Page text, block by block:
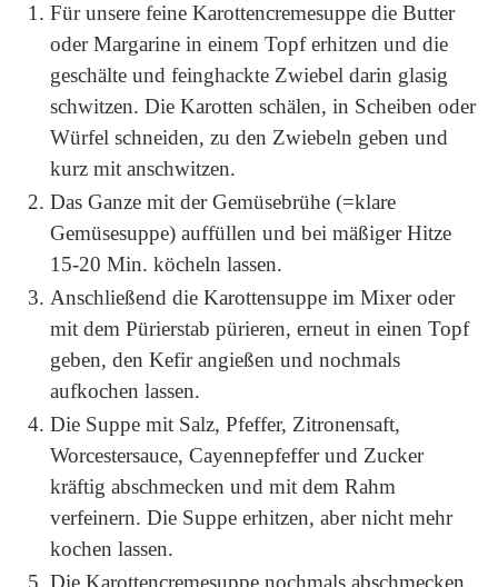
Für unsere feine Karottencremesuppe die Butter
oder Margarine in einem Topf erhitzen und die
geschälte und feinghackte Zwiebel darin glasig
schwitzen. Die Karotten schälen, in Scheiben oder
Würfel schneiden, zu den Zwiebeln geben und
kurz mit anschwitzen.
Das Ganze mit der Gemüsebrühe (=klare
Gemüsesuppe) auffüllen und bei mäßiger Hitze
15-20 Min. köcheln lassen.
Anschließend die Karottensuppe im Mixer oder
mit dem Pürierstab pürieren, erneut in einen Topf
geben, den Kefir angießen und nochmals
aufkochen lassen.
Die Suppe mit Salz, Pfeffer, Zitronensaft,
Worcestersauce, Cayennepfeffer und Zucker
kräftig abschmecken und mit dem Rahm
verfeinern. Die Suppe erhitzen, aber nicht mehr
kochen lassen.
Die Karottencremesuppe nochmals abschmecken